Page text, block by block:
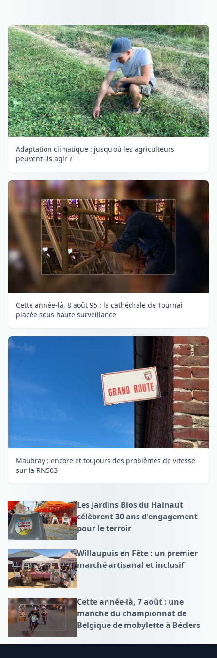
Adaptation climatique : jusqu'où les agriculteurs
peuvent-ils agir ?
Cette année-là, 8 août 95 : la cathédrale de Tournai
placée sous haute surveillance
Maubray : encore et toujours des problèmes de vitesse
sur la RN503
Les Jardins Bios du Hainaut
célèbrent 30 ans d'engagement
pour le terroir
Willaupuis en Fête : un premier
marché artisanal et inclusif
Cette année-là, 7 août : une
manche du championnat de
Belgique de mobylette à Béclers